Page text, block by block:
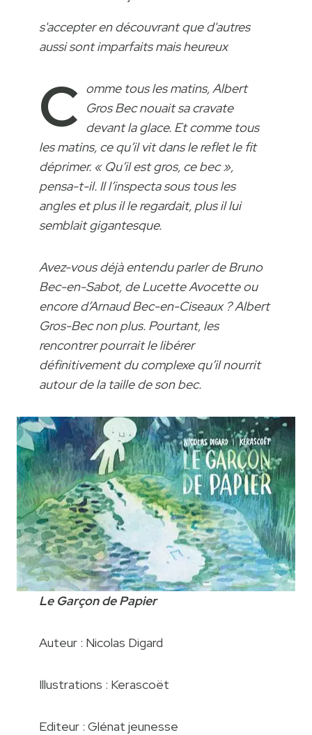
s'accepter en découvrant que d'autres
aussi sont imparfaits mais heureux
C omme tous les matins, Albert
Gros Bec nouait sa cravate
devant la glace. Et comme tous
les matins, ce qu’il vit dans le reflet le fit
déprimer. « Qu’il est gros, ce bec »,
pensa-t-il. Il l’inspecta sous tous les
angles et plus il le regardait, plus il lui
semblait gigantesque.
Avez-vous déjà entendu parler de Bruno
Bec-en-Sabot, de Lucette Avocette ou
encore d’Arnaud Bec-en-Ciseaux ? Albert
Gros-Bec non plus. Pourtant, les
rencontrer pourrait le libérer
définitivement du complexe qu’il nourrit
autour de la taille de son bec.
Le Garçon de Papier
Auteur : Nicolas Digard
Illustrations : Kerascoët
Editeur : Glénat jeunesse